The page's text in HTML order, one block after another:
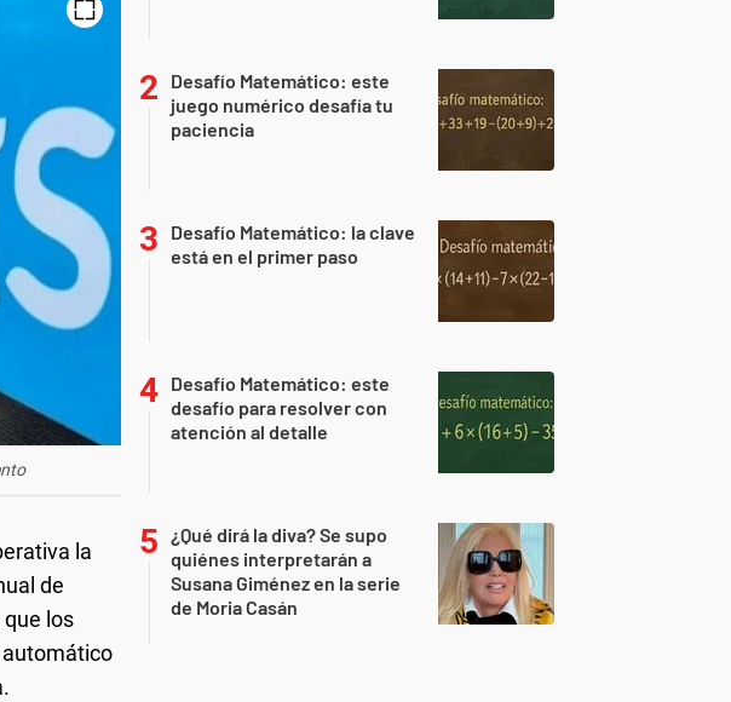
la
de
los
automático
Desafío Matemático: este
juego numérico desafía tu
paciencia
Desafío Matemático: la clave
está en el primer paso
Desafío Matemático: este
desafío para resolver con
atención al detalle
¿Qué dirá la diva? Se supo
quiénes interpretarán a
Susana Giménez en la serie
de Moria Casán